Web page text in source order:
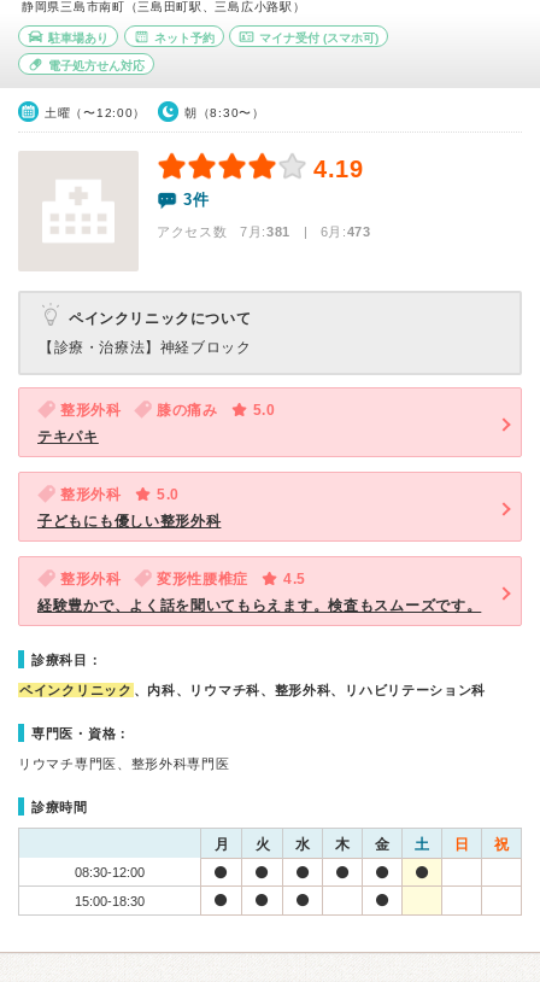
静岡県三島市南町（三島田町駅、三島広小路駅）
駐車場あり ネット予約 マイナ受付 (スマホ可)
電子処方せん対応
土曜（〜12:00） 朝（8:30〜）
4.19
3件
アクセス数 7月:381 | 6月:473
ペインクリニックについて
【診療・治療法】 神経ブロック
整形外科 膝の痛み
5.0
テキパキ
整形外科
5.0
子どもにも優しい整形外科
整形外科 変形性腰椎症
4.5
経験豊かで、よく話を聞いてもらえます。検査もスムーズです。
診療科目：
ペインクリニック 、内科、リウマチ科、整形外科、リハビリテーション科
専門医・資格：
リウマチ専門医、整形外科専門医
診療時間
月 火 水 木 金 土 日 祝
08:30-12:00
15:00-18:30